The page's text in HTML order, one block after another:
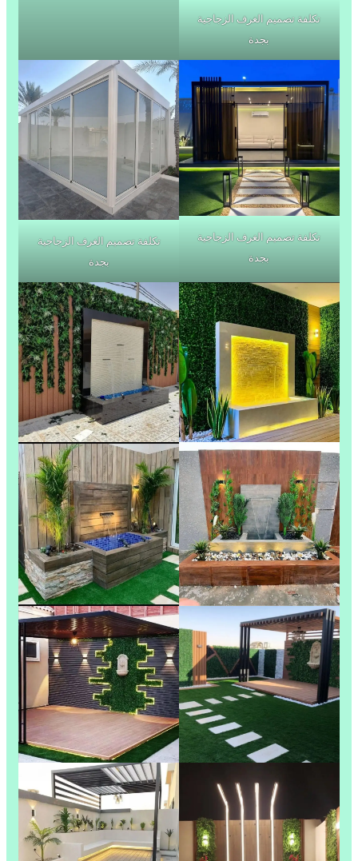
تكلفة تصميم الغرف الزجاجية
بجدة
تكلفة تصميم الغرف الزجاجية
بجدة
تكلفة تصميم الغرف الزجاجية
بجدة